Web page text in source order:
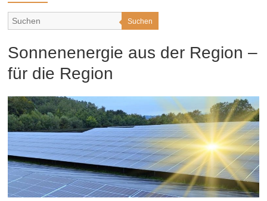
Suchen
Sonnenenergie aus der Region –
für die Region